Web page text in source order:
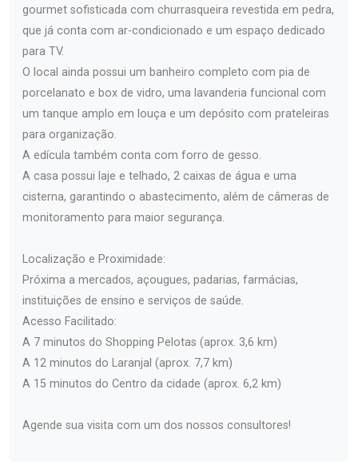
gourmet sofisticada com churrasqueira revestida em pedra,
que já conta com ar-condicionado e um espaço dedicado
para TV.
O local ainda possui um banheiro completo com pia de
porcelanato e box de vidro, uma lavanderia funcional com
um tanque amplo em louça e um depósito com prateleiras
para organização.
A edícula também conta com forro de gesso.
A casa possui laje e telhado, 2 caixas de água e uma
cisterna, garantindo o abastecimento, além de câmeras de
monitoramento para maior segurança.
Localização e Proximidade:
Próxima a mercados, açougues, padarias, farmácias,
instituições de ensino e serviços de saúde.
Acesso Facilitado:
A 7 minutos do Shopping Pelotas (aprox. 3,6 km)
A 12 minutos do Laranjal (aprox. 7,7 km)
A 15 minutos do Centro da cidade (aprox. 6,2 km)
Agende sua visita com um dos nossos consultores!